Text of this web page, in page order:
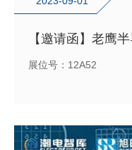
【邀请函】老鹰
展位号：12A52